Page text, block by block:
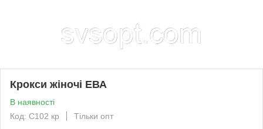
Крокси жіночі ЕВА
В наявності
Код: С102 кр
Тільки опт